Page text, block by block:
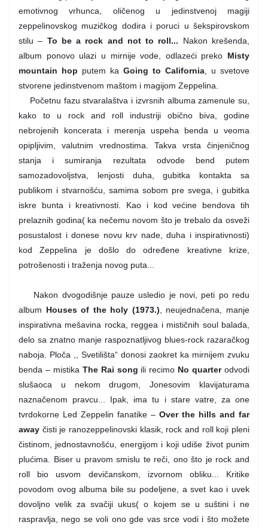
emotivnog vrhunca, oličenog u jedinstvenoj magiji
zeppelinovskog muzičkog dodira i poruci u šekspirovskom
stilu – To be a rock and not to roll... Nakon krešenda,
album ponovo ulazi u mirnije vode, odlazeći preko Misty
mountain hop putem ka Going to California , u svetove
stvorene jedinstvenom maštom i magijom Zeppelina.
Početnu fazu stvaralaštva i izvrsnih albuma zamenule su,
kako to u rock and roll industriji obično biva, godine
nebrojenih koncerata i merenja uspeha benda u veoma
opipljivim, valutnim vrednostima. Takva vrsta činjeničnog
stanja i sumiranja rezultata odvode bend putem
samozadovoljstva, lenjosti duha, gubitka kontakta sa
publikom i stvarnošću, samima sobom pre svega, i gubitka
iskre bunta i kreativnosti. Kao i kod većine bendova tih
prelaznih godina( ka nečemu novom što je trebalo da osveži
posustalost i donese novu krv nade, duha i inspirativnosti)
kod Zeppelina je došlo do određene kreativne krize,
potrošenosti i traženja novog puta...
Nakon dvogodišnje pauze usledio je novi, peti po redu
album Houses of the holy (1973.) , neujednačena, manje
inspirativna mešavina rocka, reggea i mističnih soul balada,
delo sa znatno manje raspoznatljivog blues-rock razaračkog
naboja. Ploča ,, Svetilišta“ donosi zaokret ka mirnijem zvuku
benda – mistika The Rai song ili recimo No quarterodvodi
slušaoca u nekom drugom, Jonesovim klavijaturama
naznačenom pravcu... Ipak, ima tu i stare vatre, za one
tvrdokorne Led Zeppelin fanatike – Over the hills and far
away čisti je ranozeppelinovski klasik, rock and roll koji pleni
čistinom, jednostavnošću, energijom i koji udiše život punim
plućima. Biser u pravom smislu te reči, ono što je rock and
roll bio usvom devičanskom, izvornom obliku... Kritike
povodom ovog albuma bile su podeljene, a svet kao i uvek
dovoljno velik za svačiji ukus( o kojem se u suštini i ne
raspravlja, nego se voli ono gde vas srce vodi i što možete